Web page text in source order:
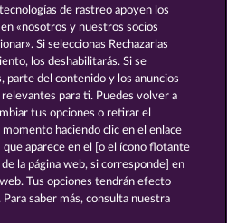
Back to the Fruits
y condiciones
y de cookies
de rastreo apoyen los
«nosotros y nuestros socios
Si seleccionas Rechazarlas
los deshabilitarás. Si se
parte del contenido y los anuncios
para ti. Puedes volver a
tus opciones o retirar el
haciendo clic en el enlace
aparece en el [o el ícono flotante
la página web, si corresponde] en
Tus opciones tendrán efecto
saber más, consulta nuestra